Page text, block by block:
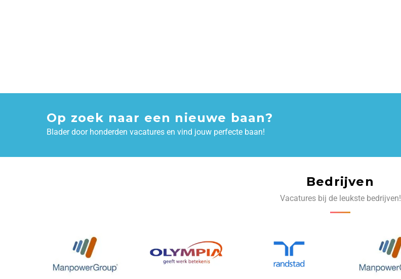
Op zoek naar een nieuwe baan?
Blader door honderden vacatures en vind jouw perfecte baan!
Bedrijven
Vacatures bij de leukste bedrijven!